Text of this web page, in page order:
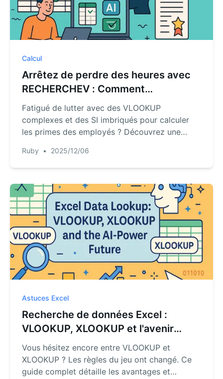
Calcul
Arrêtez de perdre des heures avec
RECHERCHEV : Comment
automatiser le calcul des primes des
employés avec l'IA d'Excel
Fatigué de lutter avec des VLOOKUP
complexes et des SI imbriqués pour calculer
les primes des employés ? Découvrez une
montre comment remplacer les calculs
manuels fastidieux par de simples commandes
Excel.
Ruby • 2025/12/06
Astuces Excel
Recherche de données Excel :
VLOOKUP, XLOOKUP et l'avenir
propulsé par l'IA
Vous hésitez encore entre VLOOKUP et
XLOOKUP ? Les règles du jeu ont changé. Ce
guide complet détaille les avantages et